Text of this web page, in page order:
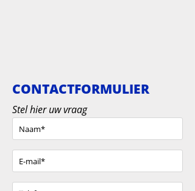
CONTACTFORMULIER
Stel hier uw vraag